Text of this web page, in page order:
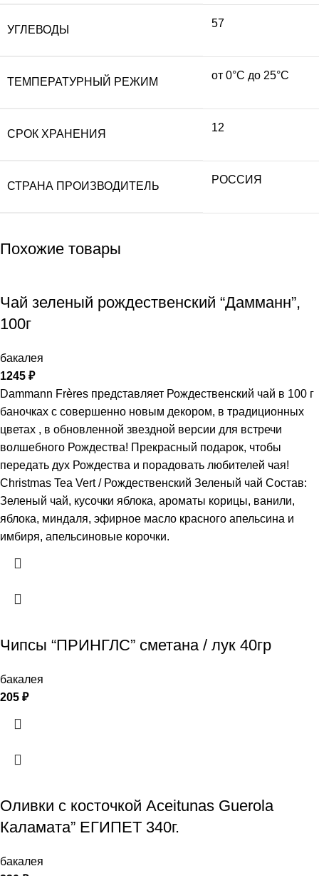
УГЛЕВОДЫ
57
ТЕМПЕРАТУРНЫЙ РЕЖИМ
от 0°С до 25°С
СРОК ХРАНЕНИЯ
12
СТРАНА ПРОИЗВОДИТЕЛЬ
РОССИЯ
Похожие товары
Чай зеленый рождественский “Дамманн”,
100г
бакалея
1245 ₽
Dammann Frères представляет Рождественский чай в 100 г
баночках с совершенно новым декором, в традиционных
цветах , в обновленной звездной версии для встречи
волшебного Рождества! Прекрасный подарок, чтобы
передать дух Рождества и порадовать любителей чая!
Christmas Tea Vert / Рождественский Зеленый чай Состав:
Зеленый чай, кусочки яблока, ароматы корицы, ванили,
яблока, миндаля, эфирное масло красного апельсина и
имбиря, апельсиновые корочки.
Чипсы “ПРИНГЛС” сметана / лук 40гр
бакалея
205 ₽
Оливки с косточкой Aceitunas Guerola
Каламата” ЕГИПЕТ 340г.
бакалея